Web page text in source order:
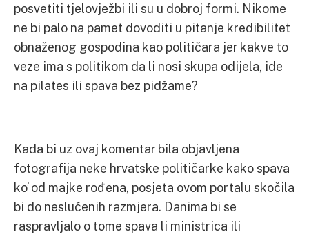
posvetiti tjelovježbi ili su u dobroj formi. Nikome
ne bi palo na pamet dovoditi u pitanje kredibilitet
obnaženog gospodina kao političara jer kakve to
veze ima s politikom da li nosi skupa odijela, ide
na pilates ili spava bez pidžame?
Kada bi uz ovaj komentar bila objavljena
fotografija neke hrvatske političarke kako spava
ko’ od majke rođena, posjeta ovom portalu skočila
bi do neslućenih razmjera. Danima bi se
raspravljalo o tome spava li ministrica ili